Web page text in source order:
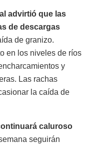
advirtió que las
de descargas
de granizo.
en los niveles de ríos
y
Las rachas
la caída de
caluroso
seguirán